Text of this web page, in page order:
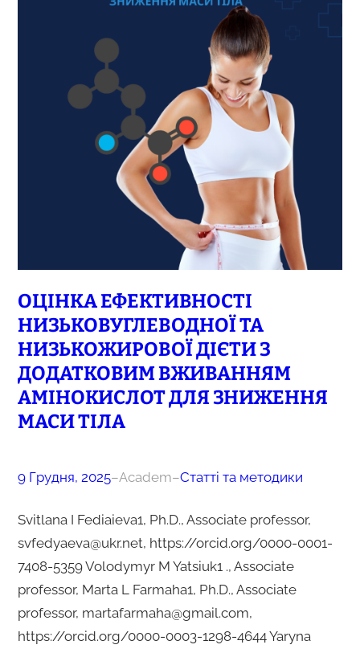
ОЦІНКА ЕФЕКТИВНОСТІ
НИЗЬКОВУГЛЕВОДНОЇ ТА
НИЗЬКОЖИРОВОЇ ДІЄТИ З
ДОДАТКОВИМ ВЖИВАННЯМ
АМІНОКИСЛОТ ДЛЯ ЗНИЖЕННЯ
МАСИ ТІЛА
9 Грудня, 2025–Academ–Статті та методики
Svitlana I Fediaieva1, Ph.D., Associate professor,
svfedyaeva@ukr.net, https://orcid.org/0000-0001-
7408-5359 Volodymyr M Yatsiuk1 ., Associate
professor, Marta L Farmaha1, Ph.D., Associate
professor, martafarmaha@gmail.com,
https://orcid.org/0000-0003-1298-4644 Yaryna